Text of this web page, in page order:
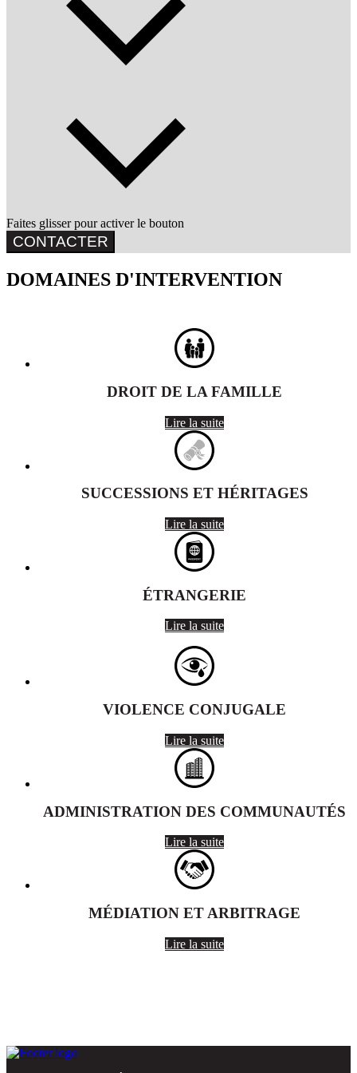
Faites glisser pour activer le bouton
CONTACTER
DOMAINES D'INTERVENTION
DROIT DE LA FAMILLE
Lire la suite
SUCCESSIONS ET HÉRITAGES
Lire la suite
ÉTRANGERIE
Lire la suite
VIOLENCE CONJUGALE
Lire la suite
ADMINISTRATION DES COMMUNAUTÉS
Lire la suite
MÉDIATION ET ARBITRAGE
Lire la suite